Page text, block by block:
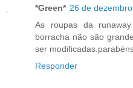
*Green* 26 de
As roupas da
borracha não são
ser
Responder